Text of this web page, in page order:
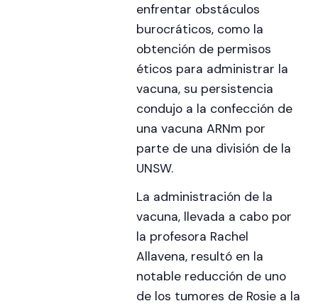
enfrentar obstáculos
burocráticos, como la
obtención de permisos
éticos para administrar la
vacuna, su persistencia
condujo a la confección de
una vacuna ARNm por
parte de una división de la
UNSW.
La administración de la
vacuna, llevada a cabo por
la profesora Rachel
Allavena, resultó en la
notable reducción de uno
de los tumores de Rosie a la